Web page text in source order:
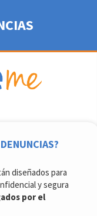
diseñados para
y segura
por el